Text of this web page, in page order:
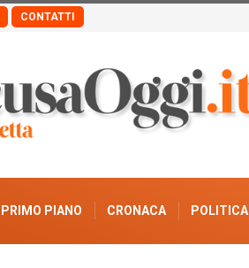
CONTATTI
PRIMO PIANO CRONACA POLITICA